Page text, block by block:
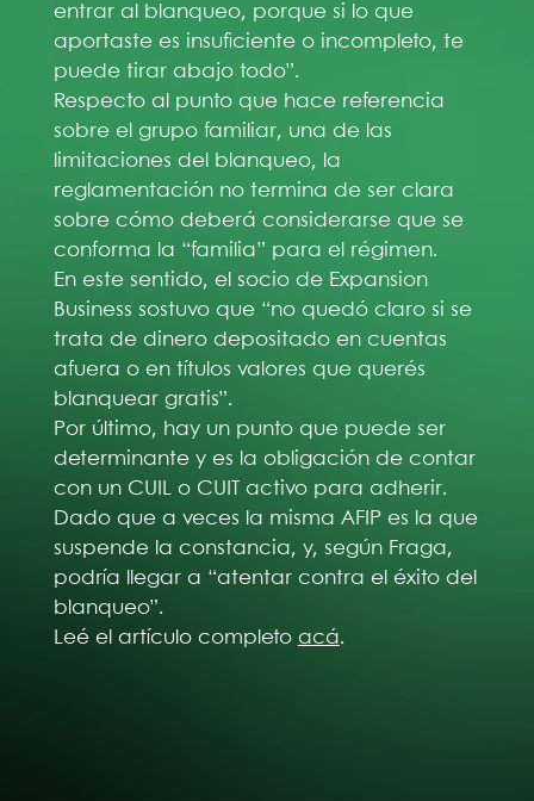
entrar al blanqueo, porque si lo que
aportaste es insuficiente o incompleto, te
puede tirar abajo todo”.
Respecto al punto que hace referencia
sobre el grupo familiar, una de las
limitaciones del blanqueo, la
reglamentación no termina de ser clara
sobre cómo deberá considerarse que se
conforma la “familia” para el régimen.
En este sentido, el socio de Expansion
Business sostuvo que “no quedó claro si se
trata de dinero depositado en cuentas
afuera o en títulos valores que querés
blanquear gratis”.
Por último, hay un punto que puede ser
determinante y es la obligación de contar
con un CUIL o CUIT activo para adherir.
Dado que a veces la misma AFIP es la que
suspende la constancia, y, según Fraga,
podría llegar a “atentar contra el éxito del
blanqueo”.
Leé el artículo completo acá.